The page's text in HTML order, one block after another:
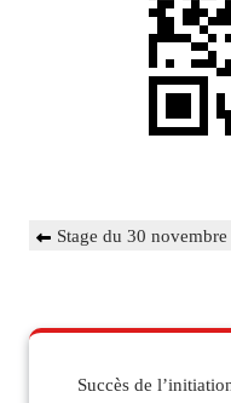
de
Previous
Stage du 30
Succès de